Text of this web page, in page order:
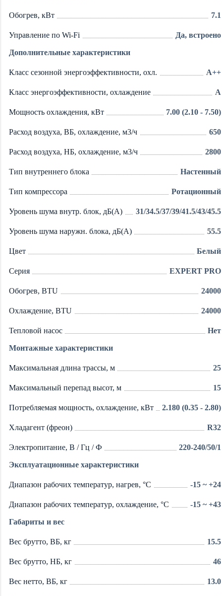
Обогрев, кВт 7.1
Управление по Wi-Fi Да, встроено
Дополнительные характеристики
Класс сезонной энергоэффективности, охл. А++
Класс энергоэффективности, охлаждение А
Мощность охлаждения, кВт 7.00 (2.10 - 7.50)
Расход воздуха, ВБ, охлаждение, м3/ч 650
Расход воздуха, НБ, охлаждение, м3/ч 2800
Тип внутреннего блока Настенный
Тип компрессора Ротационный
Уровень шума внутр. блок, дБ(А) 31/34.5/37/39/41.5/43/45.5
Уровень шума наружн. блока, дБ(А) 55.5
Цвет Белый
Серия EXPERT PRO
Обогрев, BTU 24000
Охлаждение, BTU 24000
Тепловой насос Нет
Монтажные характеристики
Максимальная длина трассы, м 25
Максимальный перепад высот, м 15
Потребляемая мощность, охлаждение, кВт 2.180 (0.35 - 2.80)
Хладагент (фреон) R32
Электропитание, В / Гц / Ф 220-240/50/1
Эксплуатационные характеристики
Диапазон рабочих температур, нагрев, °C -15 ~ +24
Диапазон рабочих температур, охлаждение, °C -15 ~ +43
Габариты и вес
Вес брутто, ВБ, кг 15.5
Вес брутто, НБ, кг 46
Вес нетто, ВБ, кг 13.0